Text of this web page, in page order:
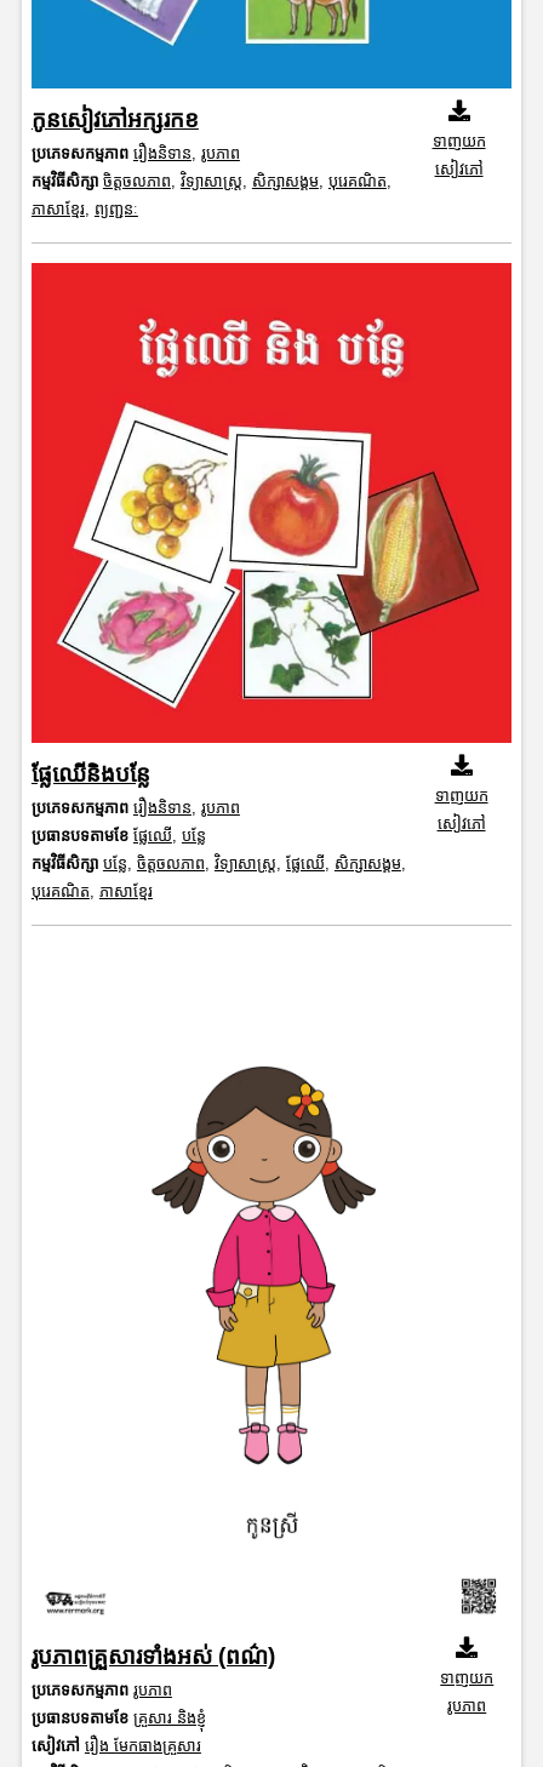
កូនសៀវភៅអក្សរកខ
ប្រភេទសកម្មភាព រឿងនិទាន, រូបភាព
កម្មវិធីសិក្សា ចិត្តចលភាព, វិទ្យាសាស្រ្ត, សិក្សាសង្គម, បុរេគណិត,
ភាសាខ្មែរ, ព្យញ្ជនៈ
ទាញយក
សៀវភៅ
ផ្លែឈើនិងបន្លែ
ប្រភេទសកម្មភាព រឿងនិទាន, រូបភាព
ប្រធានបទតាមខែ ផ្លែឈើ, បន្លែ
កម្មវិធីសិក្សា បន្លែ, ចិត្តចលភាព, វិទ្យាសាស្រ្ត, ផ្លែឈើ, សិក្សាសង្គម,
បុរេគណិត, ភាសាខ្មែរ
ទាញយក
សៀវភៅ
រូបភាពគ្រួសារទាំងអស់ (ពណ៌)
ប្រភេទសកម្មភាព រូបភាព
ប្រធានបទតាមខែ គ្រួសារ និងខ្ញុំ
សៀវភៅ រឿង មែកធាងគ្រួសារ
ទាញយក
រូបភាព